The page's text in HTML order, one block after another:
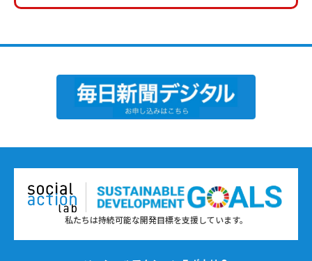
私たちは持続可能な開発目標を支援しています。